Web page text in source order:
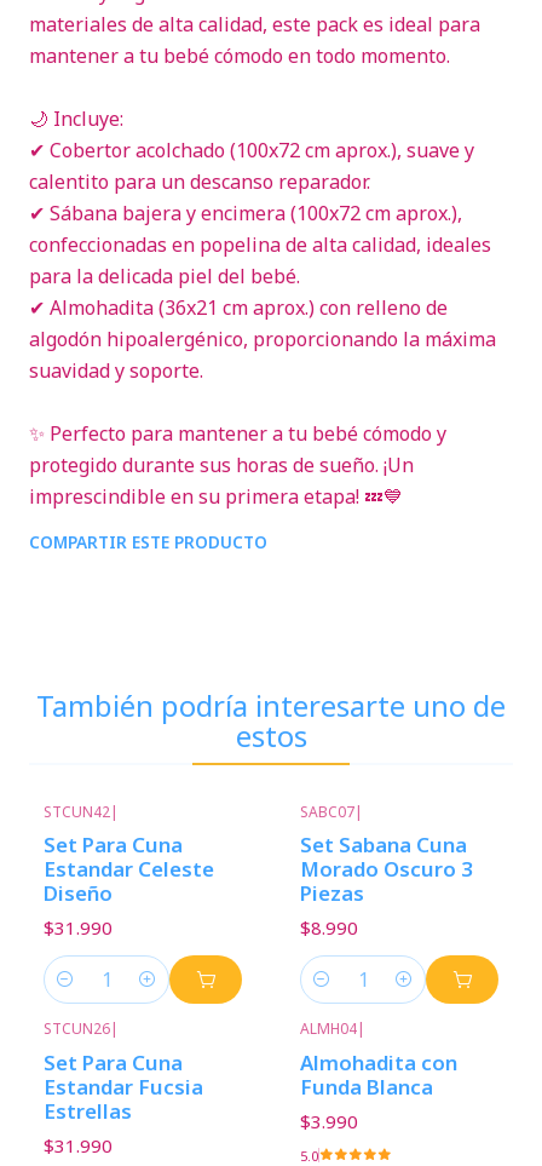
materiales de alta calidad, este pack es ideal para
mantener a tu bebé cómodo en todo momento.
🌙 Incluye:
✔ Cobertor acolchado (100x72 cm aprox.), suave y
calentito para un descanso reparador.
✔ Sábana bajera y encimera (100x72 cm aprox.),
confeccionadas en popelina de alta calidad, ideales
para la delicada piel del bebé.
✔ Almohadita (36x21 cm aprox.) con relleno de
algodón hipoalergénico, proporcionando la máxima
suavidad y soporte.
✨ Perfecto para mantener a tu bebé cómodo y
protegido durante sus horas de sueño. ¡Un
imprescindible en su primera etapa! 💤💙
COMPARTIR ESTE PRODUCTO
También podría interesarte uno de
estos
STCUN42|
Set Para Cuna
Estandar Celeste
Diseño
$31.990
Cantidad
SABC07|
Set Sabana Cuna
Morado Oscuro 3
Piezas
$8.990
Cantidad
STCUN26|
Set Para Cuna
Estandar Fucsia
Estrellas
$31.990
ALMH04|
Almohadita con
Funda Blanca
$3.990
5.0